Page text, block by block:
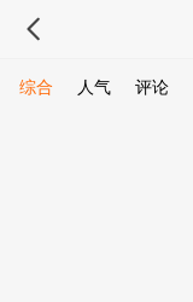
综合 人气 评论